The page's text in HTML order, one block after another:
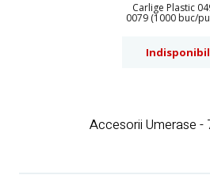
Carlige Plastic
0079 (1000 buc/
Indisponibil
Accesorii Umerase -